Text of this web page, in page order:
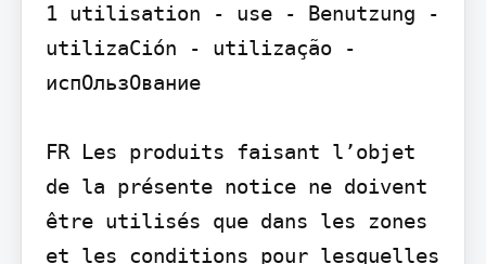
1 utilisation - use - Benutzung -
utilizaCión - utilização -
испОльзОвание
FR Les produits faisant l’objet
de la présente notice ne doivent
être utilisés que dans les zones
et les conditions pour lesquelles